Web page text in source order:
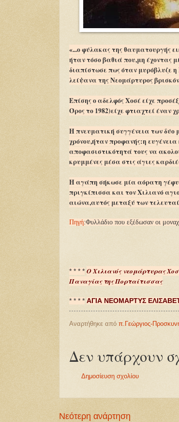
«...ο φύλακας της θαυματουργής
ήταν τόσο βαθιά που,μη έχοντας
διαπίστωσε πως όταν μυρόβλυζε
λείψανα της Νεομάρτυρος
Επίσης ο αδελφός Χοσέ είχε
Όρος το 1982)είχε φτιαχτεί
Η πνευματική συγγένεια των δύο
χρόνου,ήταν προφανής:η
αποφασιστικότητά τους να
κρυμμένες μέσα στις άγιες
Η αγάπη σήκωσε μία αόρατη
πριγκίπισσα και τον Χιλιανό
αιώνα,αυτός μεταξύ των
Πηγή:Φυλλάδιο που εξέδωσαν οι
* * * * Ο Χιλιανός νεομάρτυρας
Παναγίας της Πορταίτισσας
* * * * ΑΓΙΑ ΝΕΟΜΑΡΤΥΣ
Αναρτήθηκε από π.Γεώργιος-
Δεν υπάρχουν
Δημοσίευση σχολίου
Νεότερη ανάρτηση